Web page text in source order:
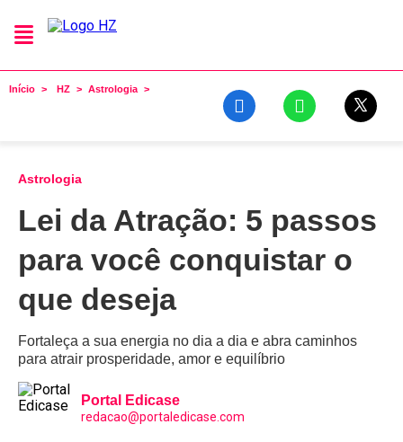
Início HZ Astrologia
Astrologia
Lei da Atração: 5 passos
para você conquistar o
que deseja
Fortaleça a sua energia no dia a dia e abra caminhos
para atrair prosperidade, amor e equilíbrio
Portal Edicase
redacao@portaledicase.com